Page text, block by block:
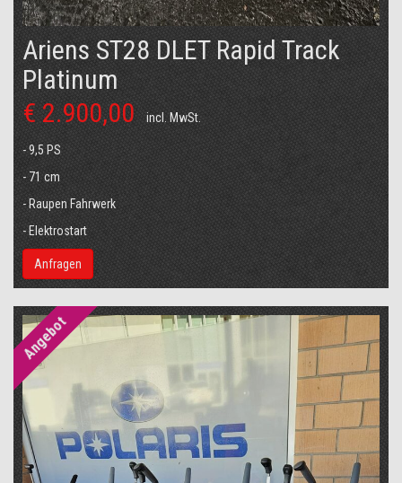
Ariens ST28 DLET Rapid Track
Platinum
€ 2.900,00
incl. MwSt.
- 9,5 PS
- 71 cm
- Raupen Fahrwerk
- Elektrostart
Anfragen
Angebot